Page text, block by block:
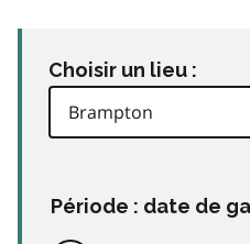
Choisir un lieu :
Période : date de